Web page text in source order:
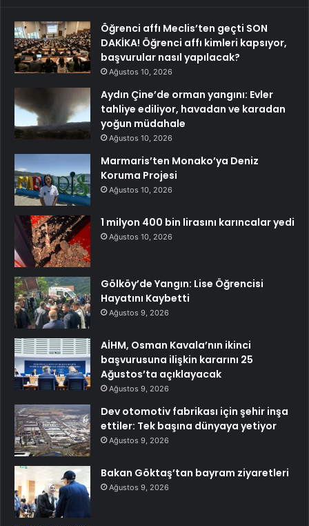
Öğrenci affı Meclis’ten geçti SON
DAKİKA! Öğrenci affı kimleri kapsıyor,
başvurular nasıl yapılacak?
Ağustos 10, 2026
Aydın Çine’de orman yangını: Evler
tahliye ediliyor, havadan ve karadan
yoğun müdahale
Ağustos 10, 2026
Marmaris’ten Monako’ya Deniz
Koruma Projesi
Ağustos 10, 2026
1 milyon 400 bin lirasını karıncalar yedi
Ağustos 10, 2026
Gölköy’de Yangın: Lise Öğrencisi
Hayatını Kaybetti
Ağustos 9, 2026
AİHM, Osman Kavala’nın ikinci
başvurusuna ilişkin kararını 25
Ağustos’ta açıklayacak
Ağustos 9, 2026
Dev otomotiv fabrikası için şehir inşa
ettiler: Tek başına dünyaya yetiyor
Ağustos 9, 2026
Bakan Göktaş’tan bayram ziyaretleri
Ağustos 9, 2026